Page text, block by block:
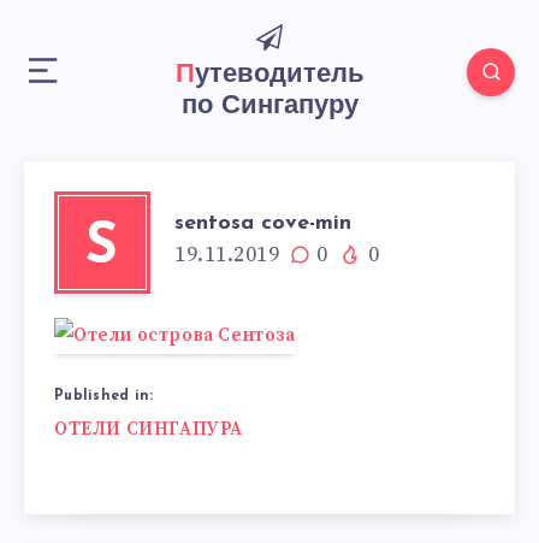
Путеводитель
по Сингапуру
S sentosa cove-min
19.11.2019 0 0
Published in:
Навигация
ОТЕЛИ СИНГАПУРА